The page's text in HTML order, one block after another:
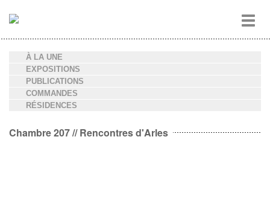
Aller
au
contenu
principalÀ LA UNE
EXPOSITIONS
PUBLICATIONS
COMMANDES
RÉSIDENCES
Chambre 207 // Rencontres d'Arles